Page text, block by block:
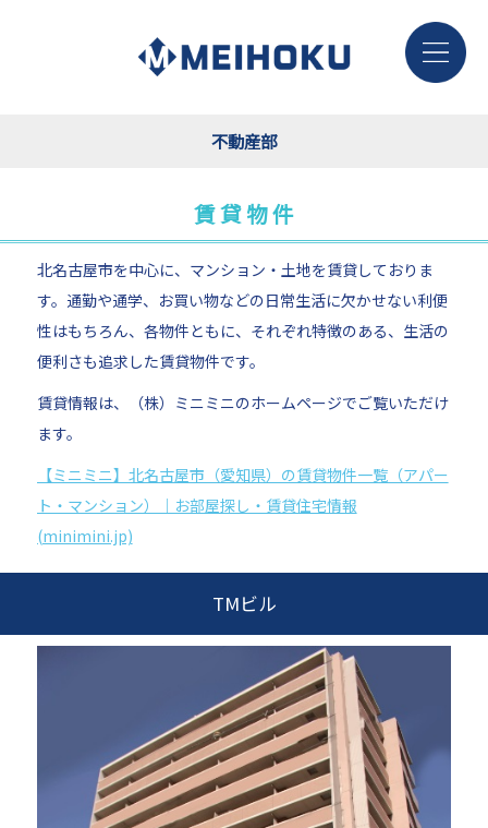
不動産部
賃 貸 物 件
北名古屋市を中心に、マンション・土地を賃貸しておりま
す。通勤や通学、お買い物などの日常生活に欠かせない利便
性はもちろん、各物件ともに、それぞれ特徴のある、生活の
便利さも追求した賃貸物件です。
賃貸情報は、（株）ミニミニのホームページでご覧いただけ
ます。
【ミニミニ】北名古屋市（愛知県）の賃貸物件一覧（アパー
ト・マンション）｜お部屋探し・賃貸住宅情報
(minimini.jp)
TMビル